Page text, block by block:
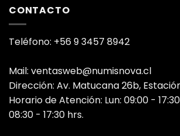
CONTACTO
Teléfono: +56 9 3457 8942
Mail: ventasweb@numisnova.cl
Dirección: Av. Matucana 26b,
Horario de Atención: Lun: 09:00 -
08:30 - 17:30 hrs.